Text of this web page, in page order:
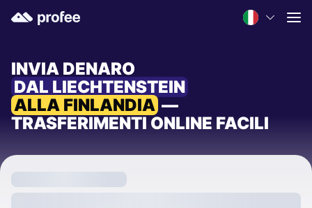
INVIA DENARO
DAL LIECHTENSTEIN
ALLA FINLANDIA —
TRASFERIMENTI ONLINE FACILI